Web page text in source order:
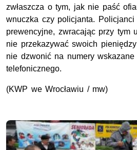
zwłaszcza o tym, jak nie paść
wnuczka czy policjanta.
prewencyjne, zwracając przy tym
nie przekazywać swoich
nie dzwonić na numery wskazane
telefonicznego.
(KWP we Wrocławiu / mw)